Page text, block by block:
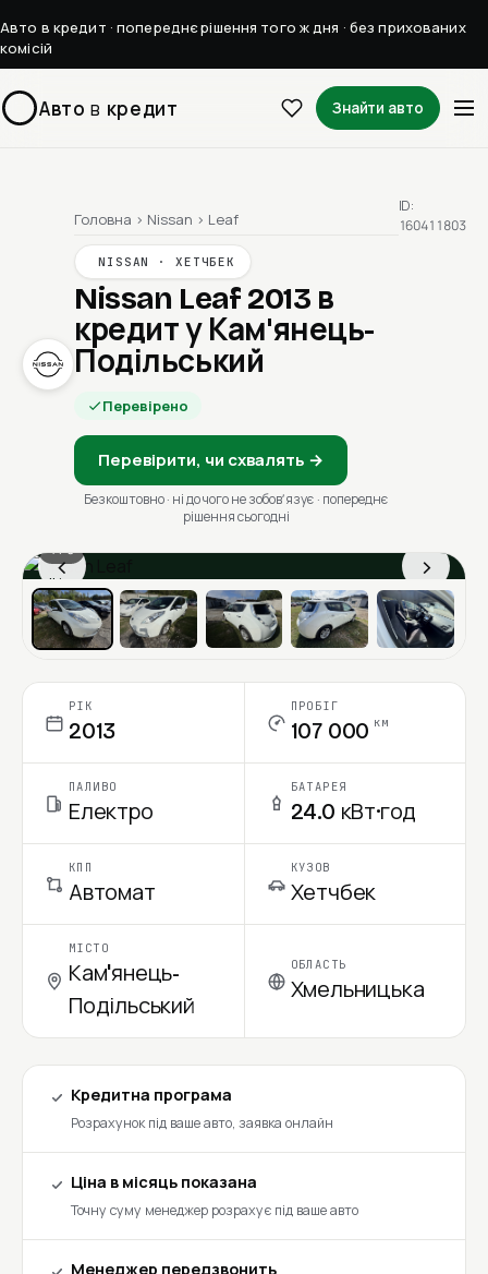
Авто в кредит · попереднє рішення того ж дня · без прихованих
комісій
Авто в кредит Знайти авто
Головна › Nissan › Leaf
NISSAN · ХЕТЧБЕК
Nissan Leaf 2013 в
кредит у Кам'янець-
Подільський
Перевірено
Перевірити, чи схвалять →
Безкоштовно · ні до чого не зобовʼязує · попереднє
рішення сьогодні
ID:
160411803
‹ ›
1 / 6
Ціна в місяць
РІК
2013
ПРОБІГ
107 000 км
ПАЛИВО
Електро
БАТАРЕЯ
24.0 кВт·год
КПП
Автомат
КУЗОВ
Хетчбек
МІСТО
Кам'янець-
Подільський
ОБЛАСТЬ
Хмельницька
Кредитна програма
Розрахунок під ваше авто, заявка онлайн
Ціна в місяць показана
Точну суму менеджер розрахує під ваше авто
Менеджер передзвонить